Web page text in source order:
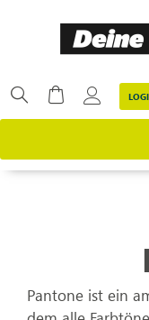
Pantone ist ein